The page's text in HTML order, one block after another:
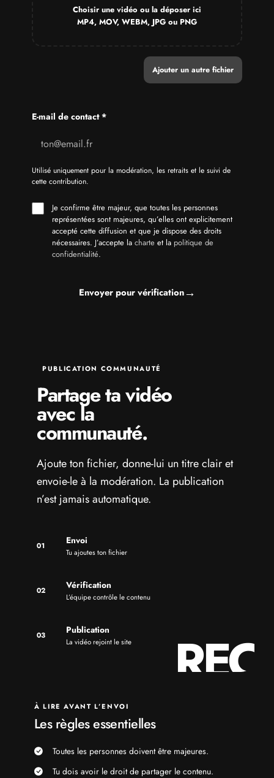
PUBLICATION COMMUNAUTÉ
Partage ta vidéo
avec la
communauté.
Ajoute ton fichier, donne-lui un titre clair et
envoie-le à la modération. La publication
n’est jamais automatique.
01 Envoi
Tu ajoutes ton fichier
02 Vérification
L’équipe contrôle le contenu
03 Publication
La vidéo rejoint le site
À LIRE AVANT L’ENVOI
Les règles essentielles
Toutes les personnes doivent être majeures.
Tu dois avoir le droit de partager le contenu.
Ajouter un autre fichier
E-mail de contact *
Utilisé uniquement pour la modération, les retraits et le suivi de
cette contribution.
Je confirme être majeur, que toutes les personnes
représentées sont majeures, qu’elles ont explicitement
accepté cette diffusion et que je dispose des droits
nécessaires. J’accepte la charte et la politique de
confidentialité.
Envoyer pour vérification→